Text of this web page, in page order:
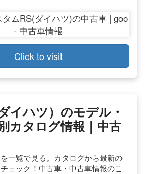
Click to visit
イハツ）のモデル・
カタログ情報｜中古
一覧で見る。カタログから最新の
ェック！中古車・中古車情報のこ